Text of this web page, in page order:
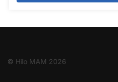
© Hilo MAM 2026